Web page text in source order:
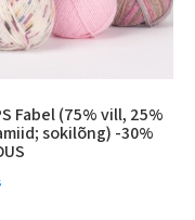
Fabel (75% vill, 25%
sokilõng) -30%